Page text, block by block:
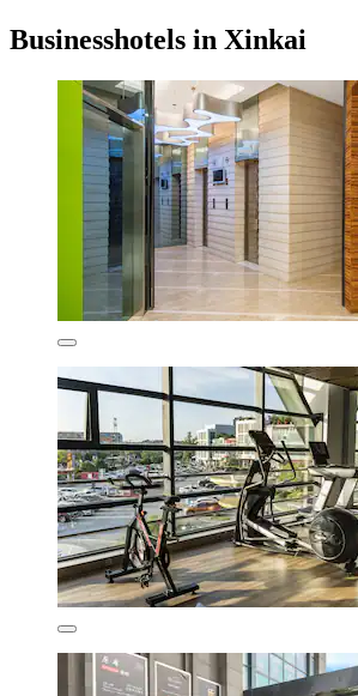
Businesshotels in Xinkai